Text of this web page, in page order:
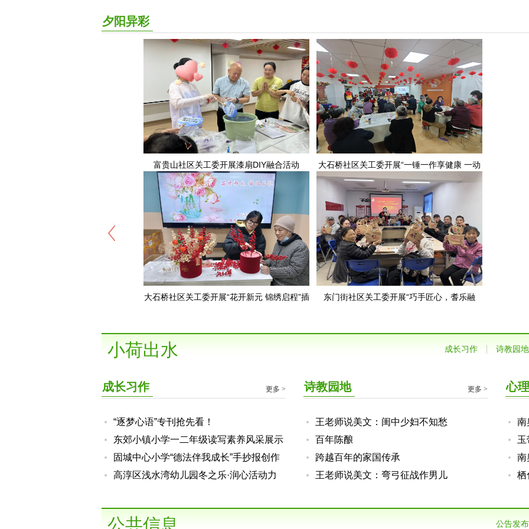
夕阳异彩
富贵山社区关工委开展漆扇DIY融合活动
大石桥社区关工委开展“一锤一作享健康 一动
一炼悦生活”活动
大石桥社区关工委开展“花开新元 锦绣启程”插
东门街社区关工委开展“巧手匠心，耆乐融
小荷出水 成长习作 诗教园地
成长习作 更多 >
“逐梦心语”专刊抢先看！
东郊小镇小学一二年级读写素养风采展示
固城中心小学“德法伴我成长”手抄报创作
成效明显
高淳区浅水湾幼儿园冬之乐·润心活动力
诗教园地 更多 >
王老师说美文：闺中少妇不知愁
百年陈酿
跨越百年的家国传承
王老师说美文：弯弓征战作男儿
心
南
成
玉
术
南
松
栖
公共信息 公告发布